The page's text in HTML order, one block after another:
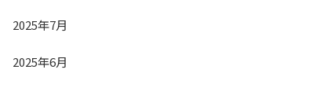
2025年7月
2025年6月